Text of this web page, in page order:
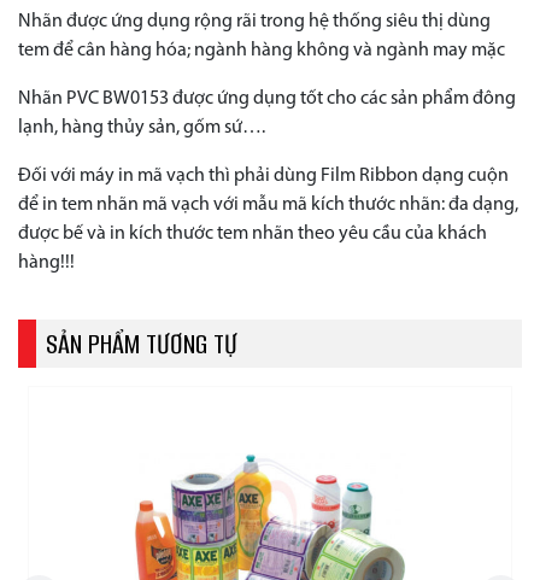
Nhãn được ứng dụng rộng rãi trong hệ thống siêu thị dùng
tem để cân hàng hóa; ngành hàng không và ngành may mặc
Nhãn PVC BW0153 được ứng dụng tốt cho các sản phẩm đông
lạnh, hàng thủy sản, gốm sứ….
Đối với máy in mã vạch thì phải dùng Film Ribbon dạng cuộn
để in tem nhãn mã vạch với mẫu mã kích thước nhãn: đa dạng,
được bế và in kích thước tem nhãn theo yêu cầu của khách
hàng!!!
SẢN PHẨM TƯƠNG TỰ